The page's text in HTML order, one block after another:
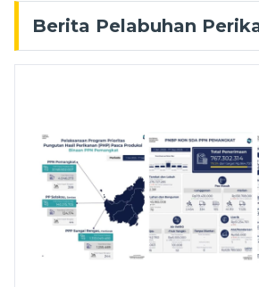
Berita Pelabuhan